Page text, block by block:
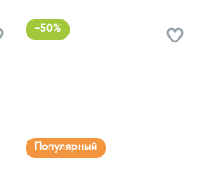
-50%
Популярный